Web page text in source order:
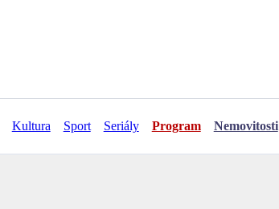
Kultura Sport Seriály Program Nemovitosti